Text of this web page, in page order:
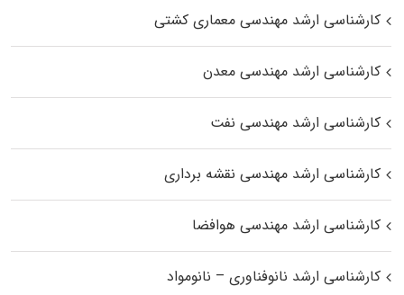
کارشناسی ارشد مهندسی معماری کشتی
کارشناسی ارشد مهندسی معدن
کارشناسی ارشد مهندسی نفت
کارشناسی ارشد مهندسی نقشه برداری
کارشناسی ارشد مهندسی هوافضا
کارشناسی ارشد نانوفناوری – نانومواد